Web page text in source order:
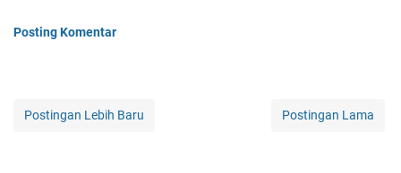
Posting Komentar
Postingan Lebih Baru Postingan Lama